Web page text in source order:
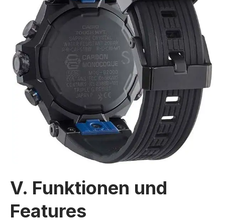
V. Funktionen und
Features